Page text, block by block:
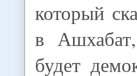
который
в
будет